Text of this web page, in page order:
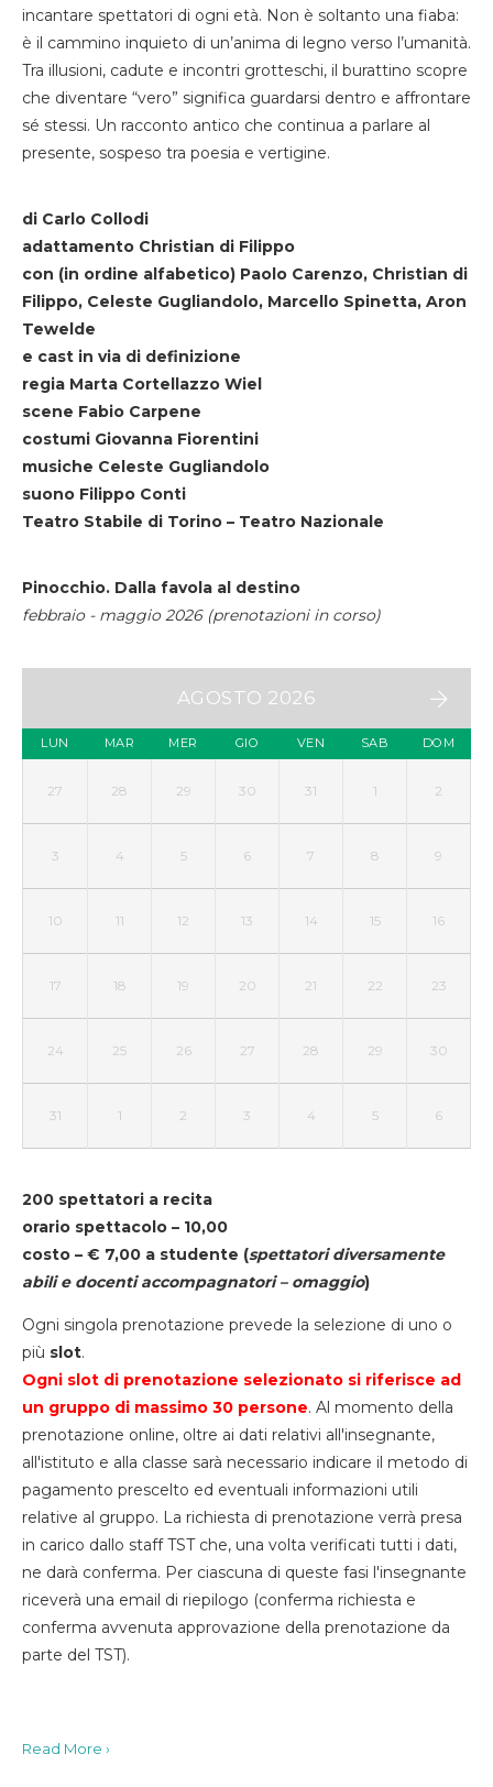
incantare spettatori di ogni età. Non è soltanto una fiaba:
è il cammino inquieto di un’anima di legno verso l’umanità.
Tra illusioni, cadute e incontri grotteschi, il burattino scopre
che diventare “vero” significa guardarsi dentro e affrontare
sé stessi. Un racconto antico che continua a parlare al
presente, sospeso tra poesia e vertigine.
di Carlo Collodi
adattamento Christian di Filippo
con (in ordine alfabetico) Paolo Carenzo, Christian di
Filippo, Celeste Gugliandolo, Marcello Spinetta, Aron
Tewelde
e cast in via di definizione
regia Marta Cortellazzo Wiel
scene Fabio Carpene
costumi Giovanna Fiorentini
musiche Celeste Gugliandolo
suono Filippo Conti
Teatro Stabile di Torino – Teatro Nazionale
Pinocchio. Dalla favola al destino
febbraio - maggio 2026 (prenotazioni in corso)
AGOSTO 2026
LUN MAR MER GIO VEN SAB DOM
27 28 29 30 31 1 2
3 4 5 6 7 8 9
10 11 12 13 14 15 16
17 18 19 20 21 22 23
24 25 26 27 28 29 30
31 1 2 3 4 5 6
200 spettatori a recita
orario spettacolo – 10,00
costo – € 7,00 a studente (spettatori diversamente
abili e docenti accompagnatori – omaggio)
Ogni singola prenotazione prevede la selezione di uno o
più slot.
Ogni slot di prenotazione selezionato si riferisce ad
un gruppo di massimo 30 persone. Al momento della
prenotazione online, oltre ai dati relativi all'insegnante,
all'istituto e alla classe sarà necessario indicare il metodo di
pagamento prescelto ed eventuali informazioni utili
relative al gruppo. La richiesta di prenotazione verrà presa
in carico dallo staff TST che, una volta verificati tutti i dati,
ne darà conferma. Per ciascuna di queste fasi l'insegnante
riceverà una email di riepilogo (conferma richiesta e
conferma avvenuta approvazione della prenotazione da
parte del TST).
Read More ›